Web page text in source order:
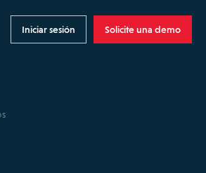
Iniciar sesión Solicite una demo